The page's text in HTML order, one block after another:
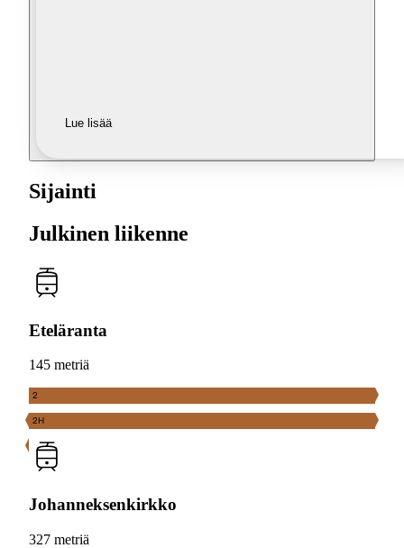
Lue lisää
Sijainti
Julkinen liikenne
Eteläranta
145 metriä
2
2H
Johanneksenkirkko
327 metriä